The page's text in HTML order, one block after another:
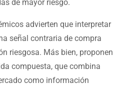
de mayor riesgo.
advierten que interpretar
señal contraria de compra
riesgosa. Más bien, proponen
compuesta, que combina
como información